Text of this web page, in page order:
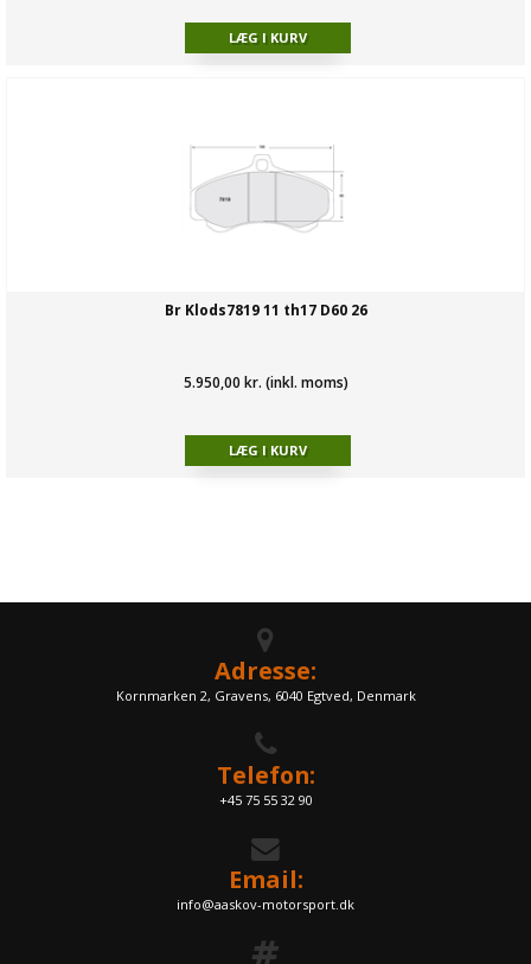
Br Klods7819 11 th17 D60 26
5.950,00 kr. (inkl. moms)
Adresse:
Kornmarken 2, Gravens, 6040 Egtved, Denmark
Telefon:
+45 75 55 32 90
Email:
info@aaskov-motorsport.dk